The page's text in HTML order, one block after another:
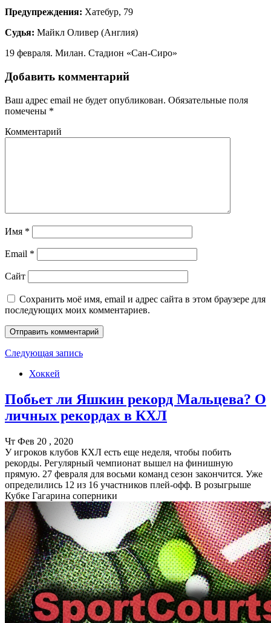
Предупреждения: Хатебур, 79
Судья: Майкл Оливер (Англия)
19 февраля. Милан. Стадион «Сан-Сиро»
Добавить комментарий
Ваш адрес email не будет опубликован. Обязательные поля
помечены *
Комментарий
Имя *
Email *
Сайт
Сохранить моё имя, email и адрес сайта в этом браузере для
последующих моих комментариев.
Следующая запись
Хоккей
Побьет ли Яшкин рекорд Мальцева? О
личных рекордах в КХЛ
Чт Фев 20 , 2020
У игроков клубов КХЛ есть еще неделя, чтобы побить
рекорды. Регулярный чемпионат вышел на финишную
прямую. 27 февраля для восьми команд сезон закончится. Уже
определились 12 из 16 участников плей-офф. В розыгрыше
Кубке Гагарина соперники